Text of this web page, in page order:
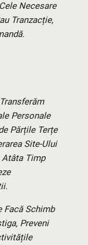
Necesare
Tranzacție,
Personale
Părțile Terțe
Site-Ului
Atâta Timp
Facă Schimb
Preveni